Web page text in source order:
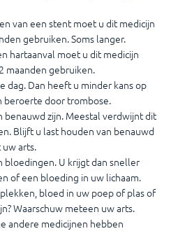
van een stent moet u dit medicijn
gebruiken. Soms langer.
hartaanval moet u dit medicijn
maanden gebruiken.
dag. Dan heeft u minder kans op
beroerte door trombose.
benauwd zijn. Meestal verdwijnt dit
Blijft u last houden van benauwd
uw arts.
bloedingen. U krijgt dan sneller
of een bloeding in uw lichaam.
bloed in uw poep of plas of
Waarschuw meteen uw arts.
andere medicijnen hebben